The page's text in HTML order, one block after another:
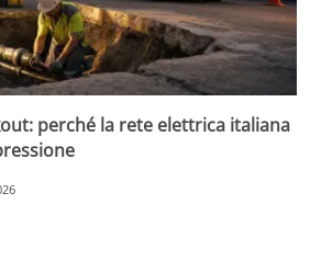
perché la rete elettrica italiana